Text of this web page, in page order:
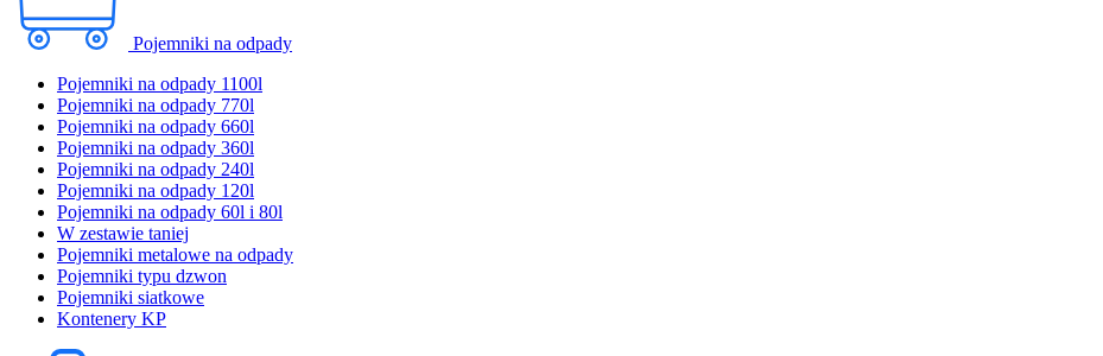
Pojemniki na odpady
Pojemniki na odpady 1100l
Pojemniki na odpady 770l
Pojemniki na odpady 660l
Pojemniki na odpady 360l
Pojemniki na odpady 240l
Pojemniki na odpady 120l
Pojemniki na odpady 60l i 80l
W zestawie taniej
Pojemniki metalowe na odpady
Pojemniki typu dzwon
Pojemniki siatkowe
Kontenery KP